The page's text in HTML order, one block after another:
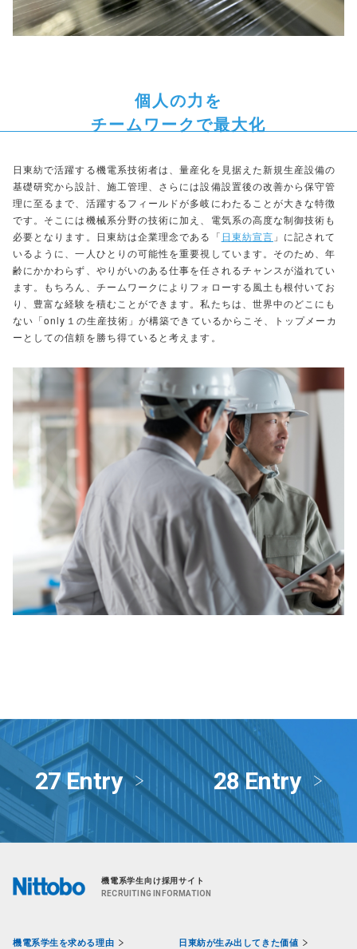
個人の力を
チームワークで最大化
日東紡で活躍する機電系技術者は、量産化を見据えた新規生産設備の
基礎研究から設計、施工管理、さらには設備設置後の改善から保守管
理に至るまで、活躍するフィールドが多岐にわたることが大きな特徴
です。そこには機械系分野の技術に加え、電気系の高度な制御技術も
必要となります。日東紡は企業理念である「 日東紡宣言 」に記されて
いるように、一人ひとりの可能性を重要視しています。そのため、年
齢にかかわらず、やりがいのある仕事を任されるチャンスが溢れてい
ます。もちろん、チームワークによりフォローする風土も根付いてお
り、豊富な経験を積むことができます。私たちは、世界中のどこにも
ない「only１の生産技術」が構築できているからこそ、トップメーカ
ーとしての信頼を勝ち得ていると考えます。
27 Entry 28 Entry
機電系学生向け採用サイト
RECRUITING INFORMATION
機電系学生を求める理由 日東紡が生み出してきた価値